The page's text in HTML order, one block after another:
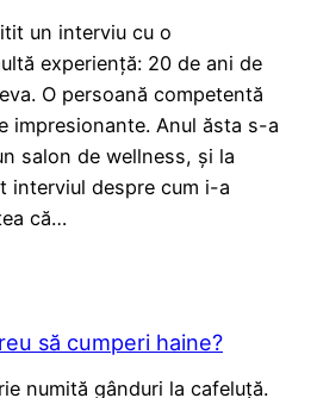
un interviu cu o
experiență: 20 de ani de
O persoană competentă
impresionante. Anul ăsta s-a
salon de wellness, și la
interviul despre cum i-a
că…
să cumperi haine?
numită gânduri la cafeluță.